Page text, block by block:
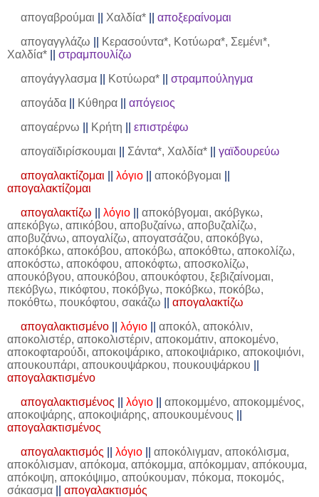
απογαβρούμαι
Χαλδία*|| αποξεραίνομαι
απογαγγλάζω
Κερασούντα*, Κοτύωρα*, Σεμένι*,
Χαλδία*
στραμπουλίζω
απογάγγλασμα|| Κοτύωρα*|| στραμπούληγμα
απογάδα|| Κύθηρα|| απόγειος
απογαέρνω
Κρήτη
επιστρέφω
απογαϊδιρίσκουμαι
Σάντα*, Χαλδία*|| γαϊδουρεύω
απογαλακτίζομαι
λόγιο|| αποκόβγομαι
απογαλακτίζομαι
απογαλακτίζω
λόγιο|| αποκόβγομαι, ακόβγκω,
απεκόβγω, απικόβου, αποβυζαίνω, αποβυζαλίζω,
αποβυζάνω, απογαλίζω, απογατσάζου, αποκόβγω,
αποκόβκω, αποκόβου, αποκόβω, αποκόθτω, αποκολίζω,
αποκόστω, αποκόφου, αποκόφτω, αποσκολίζω,
απουκόβγου, απουκόβου, απουκόφτου, ξεβιζαίνομαι,
πεκόβγω, πικόφτου, ποκόβγω, ποκόβκω, ποκόβω,
ποκόθτω, πουκόφτου, σακάζω
απογαλακτίζω
απογαλακτισμένο|| λόγιο|| αποκόλ, αποκόλιν,
αποκολιστέρ, αποκολιστέριν, αποκομάτιν, αποκομένο,
αποκοφταρούδι, αποκοψάρικο, αποκοψιάρικο, αποκοψιόνι,
απουκουπάρι, απουκουψάρκου, πουκουψάρκου
απογαλακτισμένο
απογαλακτισμένος
λόγιο|| αποκομμένο, αποκομμένος,
αποκοψάρης, αποκοψιάρης, απουκουμένους
απογαλακτισμένος
απογαλακτισμός
λόγιο|| αποκόλιγμαν, αποκόλισμα,
αποκόλισμαν, απόκομα, απόκομμα, απόκομμαν, απόκουμα,
απόκοψη, αποκόψιμο, απούκουμαν, πόκομα, ποκομός,
σάκασμα
απογαλακτισμός